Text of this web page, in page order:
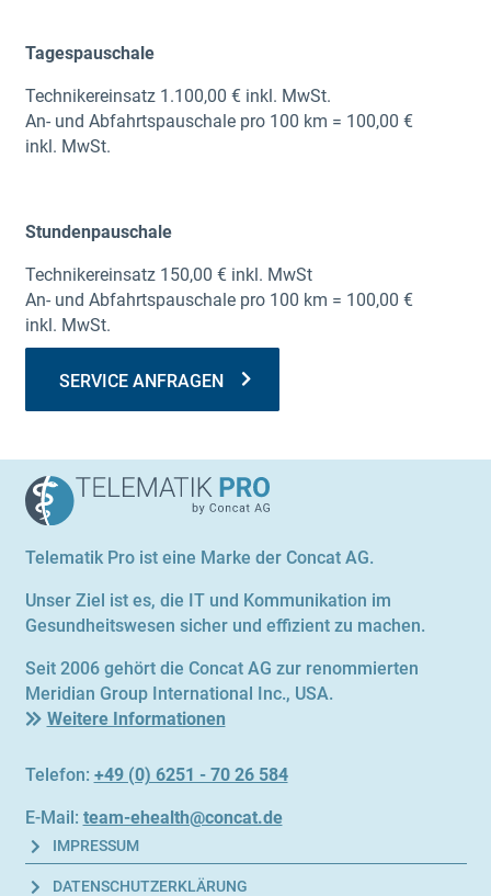
Tagespauschale
Tech­ni­ker­ein­satz 1.100,00 € inkl. MwSt.
An- und Abfahrts­pau­scha­le pro 100 km = 100,00 €
inkl. MwSt.
Stun­den­pau­scha­le
Tech­ni­ker­ein­satz 150,00 € inkl. MwSt
An- und Abfahrts­pau­scha­le pro 100 km = 100,00 €
inkl. MwSt.
SER­VICE ANFRAGEN
Telematik Pro ist eine Marke der Concat AG.
Unser Ziel ist es, die IT und Kommunikation im
Gesundheitswesen sicher und effizient zu machen.
Seit 2006 gehört die Concat AG zur renommierten
Meridian Group International Inc., USA.
Weitere Informationen
Telefon: +49 (0) 6251 - 70 26 584
E-Mail: team-ehealth@concat.de
IMPRES­SUM
DATEN­SCHUTZ­ER­KLÄ­RUNG